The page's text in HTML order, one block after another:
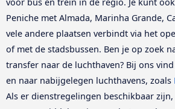
voor bus en trein in de regio. Je kunt
Peniche met Almada, Marinha Grande,
vele andere plaatsen verbindt via het
of met de stadsbussen. Ben je op zoek
transfer naar de luchthaven? Bij ons
en naar nabijgelegen luchthavens, zoals
Als er dienstregelingen beschikbaar